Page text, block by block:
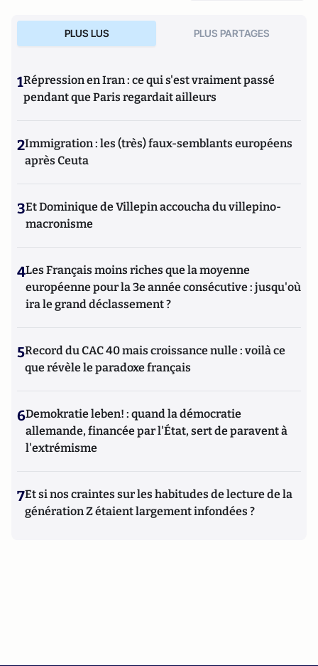
PLUS LUS PLUS PARTAGES
1Répression en Iran : ce qui s'est vraiment passé
pendant que Paris regardait ailleurs
2Immigration : les (très) faux-semblants européens
après Ceuta
3Et Dominique de Villepin accoucha du villepino-
macronisme
4Les Français moins riches que la moyenne
européenne pour la 3e année consécutive : jusqu'où
ira le grand déclassement ?
5Record du CAC 40 mais croissance nulle : voilà ce
que révèle le paradoxe français
6Demokratie leben! : quand la démocratie
allemande, financée par l'État, sert de paravent à
l'extrémisme
7Et si nos craintes sur les habitudes de lecture de la
génération Z étaient largement infondées ?